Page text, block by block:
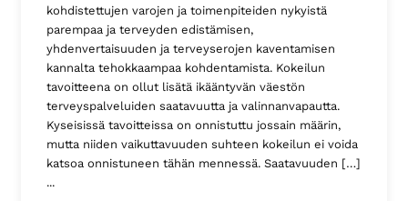
kohdistettujen varojen ja toimenpiteiden nykyistä
parempaa ja terveyden edistämisen,
yhdenvertaisuuden ja terveyserojen kaventamisen
kannalta tehokkaampaa kohdentamista. Kokeilun
tavoitteena on ollut lisätä ikääntyvän väestön
terveyspalveluiden saatavuutta ja valinnanvapautta.
Kyseisissä tavoitteissa on onnistuttu jossain määrin,
mutta niiden vaikuttavuuden suhteen kokeilun ei voida
katsoa onnistuneen tähän mennessä. Saatavuuden […]